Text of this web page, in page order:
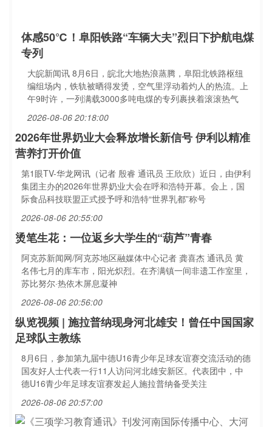
体感50℃！阜阳铁路“车辆大夫”烈日下护航电煤
专列
大皖新闻讯 8月6日，皖北大地热浪蒸腾，阜阳北铁路枢纽
编组场内，铁轨被晒得发烫，空气里浮动着灼人的热流。上
午9时许，一列满载3000多吨电煤的专列裹挟着滚滚热气
2026-08-06 20:18:00
2026年世界奶业大会释放增长新信号 伊利以精准
营养打开价值
第1眼TV-华龙网讯（记者 殷睿 通讯员 王欣欣）近日，由伊利
集团主办的2026年世界奶业大会在呼和浩特开幕。会上，国
际食品科技联盟正式授予呼和浩特“世界乳都”称号
2026-08-06 20:55:00
烫笔生花：一位返乡大学生的“葫芦”青春
阿克苏新闻网/阿克苏地区融媒体中心记者 龚喜杰 通讯员 黄
名伟七月的库车市，阳光炽烈。在齐满镇一间非遗工作室里，
苏比努尔·热依木屏息凝神
2026-08-06 20:56:00
纵览视频 | 施拉普纳现身河北雄安！曾任中国国家
足球队主教练
8月6日，参加第九届中德U16青少年足球友谊赛交流活动的德
国友好人士代表一行11人访问河北雄安新区。代表团中，中
德U16青少年足球友谊赛发起人施拉普纳备受关注
2026-08-06 20:57:00